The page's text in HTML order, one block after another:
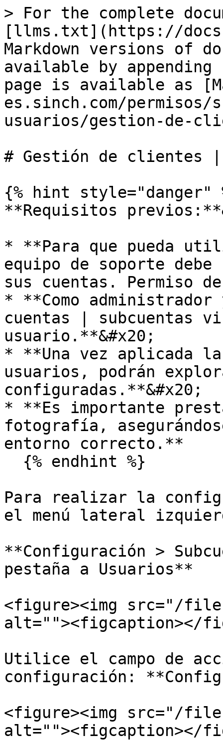
> For the complete
[llms.txt](https://
Markdown versions of
available by
page is available as
es.sinch.com/permisos/
usuarios/gestion-de-
# Gestión de clientes |
{% hint style="danger"
**Requisitos
* **Para que pueda
equipo de soporte
sus cuentas. Permiso
* **Como
cuentas | subcuentas
usuario.**&#x20;
* **Una vez aplicada
usuarios, podrán
configuradas.**&#x20;
* **Es importante
fotografía,
entorno correcto.**
Para realizar la
el menú lateral
**Configuración >
pestaña a Usuarios**
<figure><img src="/files/
alt=""><figcaption></
Utilice el campo de
configuración:
<figure><img src="/files/
alt=""><figcaption></